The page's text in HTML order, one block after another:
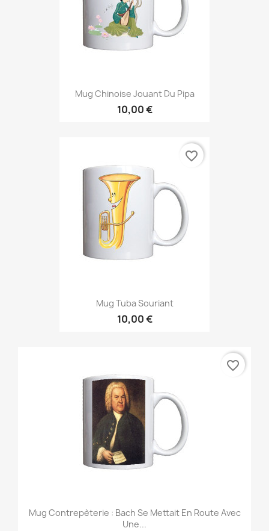
Mug Chinoise Jouant Du Pipa
10,00 €
Mug Tuba Souriant
10,00 €
favorite_border
Mug Contrepèterie : Bach Se Mettait En Route Avec
Une...
favorite_border